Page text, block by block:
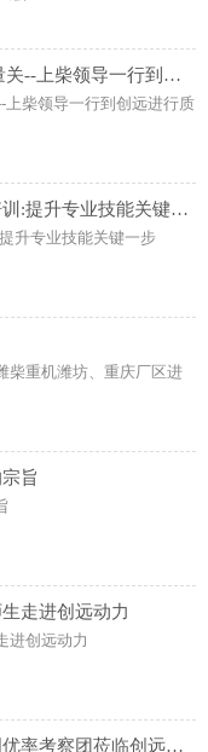
锻造“中国芯” 严守质量关--上柴领导一行到创远进行质量月走访调查
上柴领导一行到创远进行质
发动机与控制器技术培训:提升专业技能关键一步
升专业技能关键一步
柴重机潍坊、重庆厂区进
旨
走进创远动力
进创远动力
广西桂平市委书记黄创优率考察团莅临创远动力考察调研